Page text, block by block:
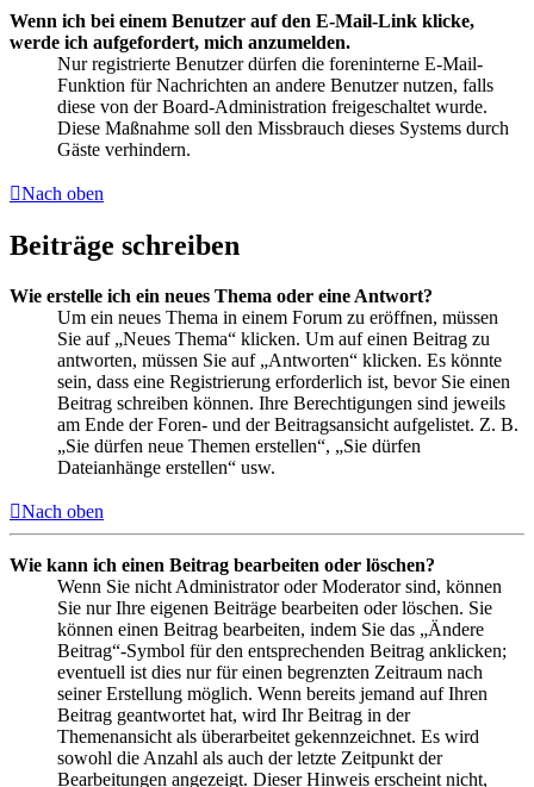
Wenn ich bei einem Benutzer auf den E-Mail-Link klicke,
werde ich aufgefordert, mich anzumelden.
Nur registrierte Benutzer dürfen die foreninterne E-Mail-
Funktion für Nachrichten an andere Benutzer nutzen, falls
diese von der Board-Administration freigeschaltet wurde.
Diese Maßnahme soll den Missbrauch dieses Systems durch
Gäste verhindern.
Nach oben
Beiträge schreiben
Wie erstelle ich ein neues Thema oder eine Antwort?
Um ein neues Thema in einem Forum zu eröffnen, müssen
Sie auf „Neues Thema“ klicken. Um auf einen Beitrag zu
antworten, müssen Sie auf „Antworten“ klicken. Es könnte
sein, dass eine Registrierung erforderlich ist, bevor Sie einen
Beitrag schreiben können. Ihre Berechtigungen sind jeweils
am Ende der Foren- und der Beitragsansicht aufgelistet. Z. B.
„Sie dürfen neue Themen erstellen“, „Sie dürfen
Dateianhänge erstellen“ usw.
Nach oben
Wie kann ich einen Beitrag bearbeiten oder löschen?
Wenn Sie nicht Administrator oder Moderator sind, können
Sie nur Ihre eigenen Beiträge bearbeiten oder löschen. Sie
können einen Beitrag bearbeiten, indem Sie das „Ändere
Beitrag“-Symbol für den entsprechenden Beitrag anklicken;
eventuell ist dies nur für einen begrenzten Zeitraum nach
seiner Erstellung möglich. Wenn bereits jemand auf Ihren
Beitrag geantwortet hat, wird Ihr Beitrag in der
Themenansicht als überarbeitet gekennzeichnet. Es wird
sowohl die Anzahl als auch der letzte Zeitpunkt der
Bearbeitungen angezeigt. Dieser Hinweis erscheint nicht,